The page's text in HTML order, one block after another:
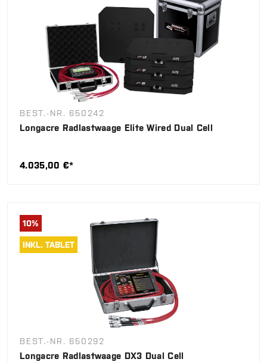
BEST.-NR. 650242
Longacre Radlastwaage Elite Wired Dual Cell
4.035,00 €*
10%
INKL. TABLET
BEST.-NR. 650292
Longacre Radlastwaage DX3 Dual Cell